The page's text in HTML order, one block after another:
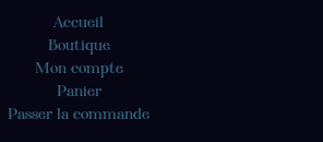
Accueil
Boutique
Mon compte
Panier
Passer la commande